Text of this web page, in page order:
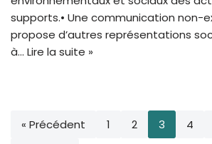
supports.• Une communication non-
propose d’autres représentations
à… Lire la suite »
« Précédent 1 2 3 4